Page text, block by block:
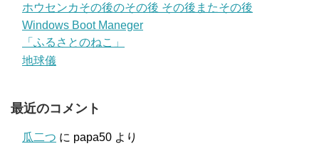
ホウセンカその後のその後 その後またその後
Windows Boot Maneger
「ふるさとのねこ」
地球儀
最近のコメント
瓜二つ に papa50 より